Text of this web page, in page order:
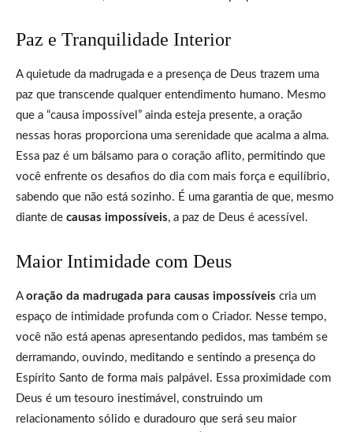
Paz e Tranquilidade Interior
A quietude da madrugada e a presença de Deus trazem uma
paz que transcende qualquer entendimento humano. Mesmo
que a “causa impossível” ainda esteja presente, a oração
nessas horas proporciona uma serenidade que acalma a alma.
Essa paz é um bálsamo para o coração aflito, permitindo que
você enfrente os desafios do dia com mais força e equilíbrio,
sabendo que não está sozinho. É uma garantia de que, mesmo
diante de causas impossíveis, a paz de Deus é acessível.
Maior Intimidade com Deus
A oração da madrugada para causas impossíveis cria um
espaço de intimidade profunda com o Criador. Nesse tempo,
você não está apenas apresentando pedidos, mas também se
derramando, ouvindo, meditando e sentindo a presença do
Espírito Santo de forma mais palpável. Essa proximidade com
Deus é um tesouro inestimável, construindo um
relacionamento sólido e duradouro que será seu maior